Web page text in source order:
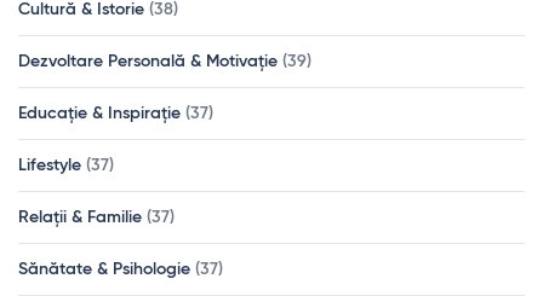
Cultură & Istorie (38)
Dezvoltare Personală & Motivație (39)
Educație & Inspirație (37)
Lifestyle (37)
Relații & Familie (37)
Sănătate & Psihologie (37)